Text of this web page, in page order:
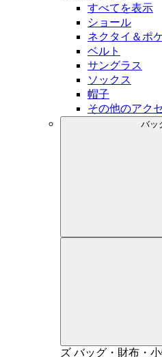
すべてを表示
ショール
ネクタイ＆ポ
ベルト
サングラス
ソックス
帽子
その他のアク
バッ
ズ バッグ・財布・